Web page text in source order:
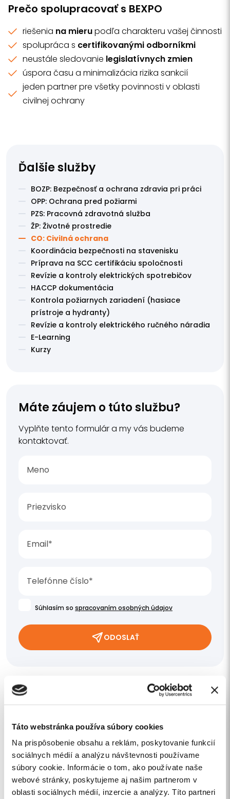
Táto webstránka používa súbory cookies
Na prispôsobenie obsahu a reklám, poskytovanie funkcií
sociálnych médií a analýzu návštevnosti používame
súbory cookie. Informácie o tom, ako používate naše
webové stránky, poskytujeme aj našim partnerom v
oblasti sociálnych médií, inzercie a analýzy. Títo partneri
Ďalšie služby
BOZP: Bezpečnosť a ochrana zdravia pri práci
OPP: Ochrana pred požiarmi
PZS: Pracovná zdravotná služba
ŽP: Životné prostredie
CO: Civilná ochrana
Koordinácia bezpečnosti na stavenisku
Príprava na SCC certifikáciu spoločnosti
Revízie a kontroly elektrických spotrebičov
HACCP dokumentácia
Kontrola požiarnych zariadení (hasiace
prístroje a hydranty)
Revízie a kontroly elektrického ručného náradia
E-Learning
Kurzy
Máte záujem o túto službu?
Vyplňte tento formulár a my vás budeme
kontaktovať.
Súhlasím so spracovaním osobných údajov
ODOSLAŤ
Máte ďalšie otázky? Ozvite sa
office@bexpo.sk
+421 911 782 919
Prečo spolupracovať s BEXPO
riešenia na mierupodľa charakteru vašej činnosti
spolupráca s certifikovanými odborníkmi
neustále sledovanie legislatívnych zmien
úspora času a minimalizácia rizika sankcií
jeden partner pre všetky povinnosti v oblasti
civilnej ochrany